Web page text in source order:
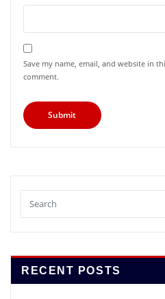
Save my name, email, and website in
comment.
RECENT POSTS